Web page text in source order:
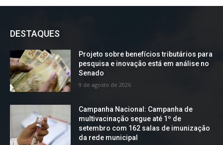
DESTAQUES
Projeto sobre benefícios tributários para
pesquisa e inovação está em análise no
Senado
9 de agosto de 2026
Campanha Nacional: Campanha de
multivacinação segue até 1º de
setembro com 162 salas de imunização
da rede municipal